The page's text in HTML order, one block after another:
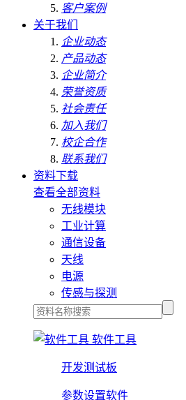
客户案例
关于我们
企业动态
产品动态
企业简介
荣誉资质
社会责任
加入我们
校企合作
联系我们
资料下载
查看全部资料
无线模块
工业计算
通信设备
天线
电源
传感与探测
软件工具
开发测试板
参数设置软件